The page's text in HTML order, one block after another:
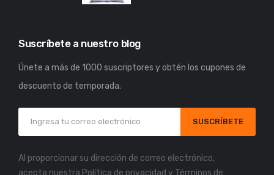
Suscríbete a nuestro blog
Únete a más de 1000 suscriptores y obtén los cupones de
descuento de temporada.
SUSCRÍBETE
Al proporcionar su dirección de correo electrónico,
acepta nuestra Política de privacidad y Términos de